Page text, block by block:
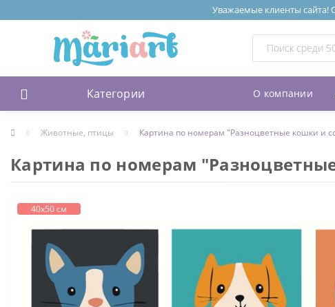
Уважаемые клиенты сайта!
Категории О компании
Животные, птицы Картина по номерам "Разноцветные кошки и
Картина по номерам
40х50 см